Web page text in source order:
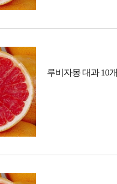
루비자몽 대과 10개